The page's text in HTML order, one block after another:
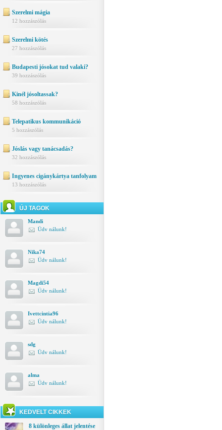
Szerelmi mágia
12 hozzászólás
Szerelmi kötés
27 hozzászólás
Budapesti jósokat tud valaki?
39 hozzászólás
Kinél jósoltassak?
58 hozzászólás
Telepatikus kommunikáció
5 hozzászólás
Jóslás vagy tanácsadás?
32 hozzászólás
Ingyenes cigánykártya tanfolyam
13 hozzászólás
ÚJ TAGOK
Mandi
Üdv nálunk!
Nika74
Üdv nálunk!
Magdi54
Üdv nálunk!
Ivettcintia96
Üdv nálunk!
sdg
Üdv nálunk!
alma
Üdv nálunk!
KEDVELT CIKKEK
8 különleges állat jelentése